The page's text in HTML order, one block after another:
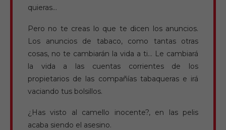
quieras…
Pero no te creas lo que te dicen los anuncios.
Los anuncios de tabaco, como tantas otras
cosas, no te cambiarán la vida a ti… Le cambiará
la vida a las cuentas corrientes de los
propietarios de las compañías tabaqueras e irá
vaciando tus bolsillos.
¿Has visto al camello inocente?, en las pelis
acaba siendo el asesino.